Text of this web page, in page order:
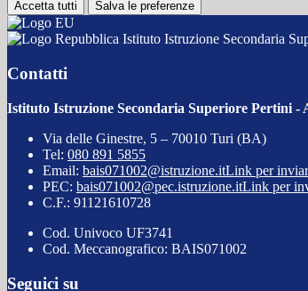
Accetta tutti Salva le preferenze
Istituto Istruzione Secondaria
Contatti
Istituto Istruzione Secondaria Superiore Pertini -
Via delle Ginestre, 5 – 70010 Turi (BA)
Tel: 080 891 5855
Email: bais071002@istruzione.itLink per
PEC: bais071002@pec.istruzione.itLink per
C.F.: 91121610728
Cod. Univoco UF3741
Cod. Meccanografico: BAIS071002
Seguici su